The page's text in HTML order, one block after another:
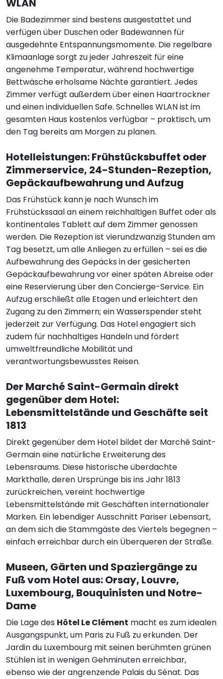
Die Badezimmer sind bestens ausgestattet und
verfügen über Duschen oder Badewannen für
ausgedehnte Entspannungsmomente. Die regelbare
Klimaanlage sorgt zu jeder Jahreszeit für eine
angenehme Temperatur, während hochwertige
Bettwäsche erholsame Nächte garantiert. Jedes
Zimmer verfügt außerdem über einen Haartrockner
und einen individuellen Safe. Schnelles WLAN ist im
gesamten Haus kostenlos verfügbar – praktisch, um
den Tag bereits am Morgen zu planen.
Hotelleistungen: Frühstücksbuffet oder
Zimmerservice, 24-Stunden-Rezeption,
Gepäckaufbewahrung und Aufzug
Das Frühstück kann je nach Wunsch im
Frühstückssaal an einem reichhaltigen Buffet oder als
kontinentales Tablett auf dem Zimmer genossen
werden. Die Rezeption ist vierundzwanzig Stunden am
Tag besetzt, um alle Anliegen zu erfüllen – sei es die
Aufbewahrung des Gepäcks in der gesicherten
Gepäckaufbewahrung vor einer späten Abreise oder
eine Reservierung über den Concierge-Service. Ein
Aufzug erschließt alle Etagen und erleichtert den
Zugang zu den Zimmern; ein Wasserspender steht
jederzeit zur Verfügung. Das Hotel engagiert sich
zudem für nachhaltiges Handeln und fördert
umweltfreundliche Mobilität und
verantwortungsbewusstes Reisen.
Der Marché Saint-Germain direkt
gegenüber dem Hotel:
Lebensmittelstände und Geschäfte seit
1813
Direkt gegenüber dem Hotel bildet der Marché Saint-
Germain eine natürliche Erweiterung des
Lebensraums. Diese historische überdachte
Markthalle, deren Ursprünge bis ins Jahr 1813
zurückreichen, vereint hochwertige
Lebensmittelstände mit Geschäften internationaler
Marken. Ein lebendiger Ausschnitt Pariser Lebensart,
an dem sich die Stammgäste des Viertels begegnen –
einfach erreichbar durch ein Überqueren der Straße.
Museen, Gärten und Spaziergänge zu
Fuß vom Hotel aus: Orsay, Louvre,
Luxembourg, Bouquinisten und Notre-
Dame
Die Lage des Hôtel Le Clément macht es zum idealen
Ausgangspunkt, um Paris zu Fuß zu erkunden. Der
Jardin du Luxembourg mit seinen berühmten grünen
Stühlen ist in wenigen Gehminuten erreichbar,
ebenso wie der angrenzende Palais du Sénat. Das